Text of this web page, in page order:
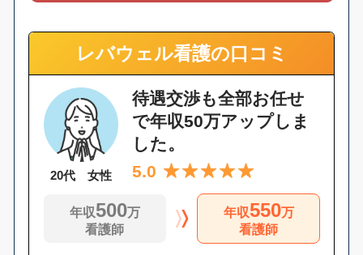
レバウェル看護の口コミ
20代 女性
待遇交渉も全部お任せ
で年収50万アップしま
した。
5.0
年収500万
看護師
年収550万
看護師